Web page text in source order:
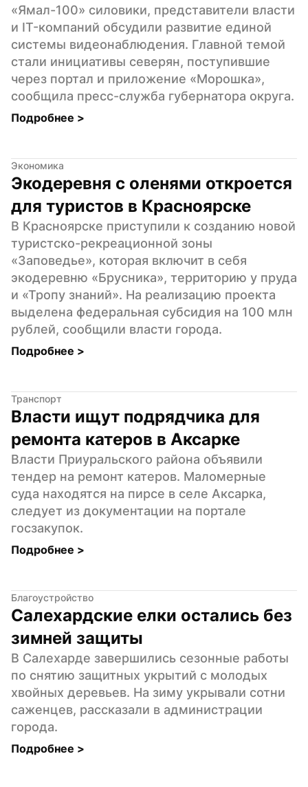
«Ямал-100» силовики, представители власти
и IT-компаний обсудили развитие единой
системы видеонаблюдения. Главной темой
стали инициативы северян, поступившие
через портал и приложение «Морошка»,
сообщила пресс-служба губернатора округа.
Подробнее >
Экономика
Экодеревня с оленями откроется
для туристов в Красноярске
В Красноярске приступили к созданию новой
туристско-рекреационной зоны
«Заповедье», которая включит в себя
экодеревню «Брусника», территорию у пруда
и «Тропу знаний». На реализацию проекта
выделена федеральная субсидия на 100 млн
рублей, сообщили власти города.
Подробнее >
Транспорт
Власти ищут подрядчика для
ремонта катеров в Аксарке
Власти Приуральского района объявили
тендер на ремонт катеров. Маломерные
суда находятся на пирсе в селе Аксарка,
следует из документации на портале
госзакупок.
Подробнее >
Благоустройство
Салехардские елки остались без
зимней защиты
В Салехарде завершились сезонные работы
по снятию защитных укрытий с молодых
хвойных деревьев. На зиму укрывали сотни
саженцев, рассказали в администрации
города.
Подробнее >